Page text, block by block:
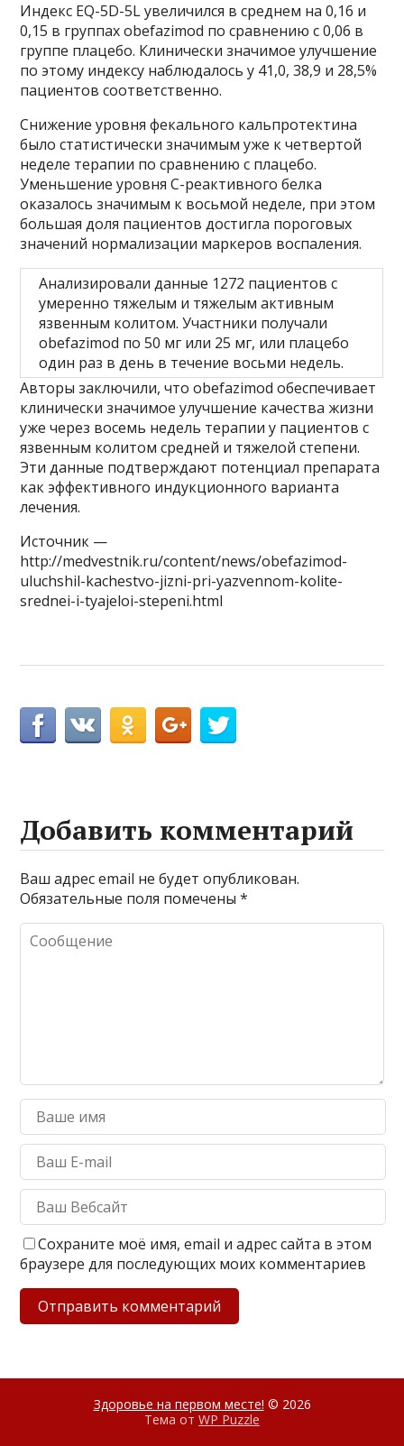
Индекс EQ-5D-5L увеличился в среднем на 0,16 и
0,15 в группах obefazimod по сравнению с 0,06 в
группе плацебо. Клинически значимое улучшение
по этому индексу наблюдалось у 41,0, 38,9 и 28,5%
пациентов соответственно.
Снижение уровня фекального кальпротектина
было статистически значимым уже к четвертой
неделе терапии по сравнению с плацебо.
Уменьшение уровня С-реактивного белка
оказалось значимым к восьмой неделе, при этом
большая доля пациентов достигла пороговых
значений нормализации маркеров воспаления.
Анализировали данные 1272 пациентов с
умеренно тяжелым и тяжелым активным
язвенным колитом. Участники получали
obefazimod по 50 мг или 25 мг, или плацебо
один раз в день в течение восьми недель.
Авторы заключили, что obefazimod обеспечивает
клинически значимое улучшение качества жизни
уже через восемь недель терапии у пациентов с
язвенным колитом средней и тяжелой степени.
Эти данные подтверждают потенциал препарата
как эффективного индукционного варианта
лечения.
Источник —
http://medvestnik.ru/content/news/obefazimod-
uluchshil-kachestvo-jizni-pri-yazvennom-kolite-
srednei-i-tyajeloi-stepeni.html
Добавить комментарий
Ваш адрес email не будет опубликован.
Обязательные поля помечены*
Сохраните моё имя, email и адрес сайта в этом
браузере для последующих моих комментариев
Здоровье на первом месте! © 2026
Тема от WP Puzzle